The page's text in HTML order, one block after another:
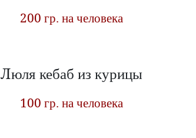
200 гр. на человека
Люля кебаб из курицы
100 гр. на человека